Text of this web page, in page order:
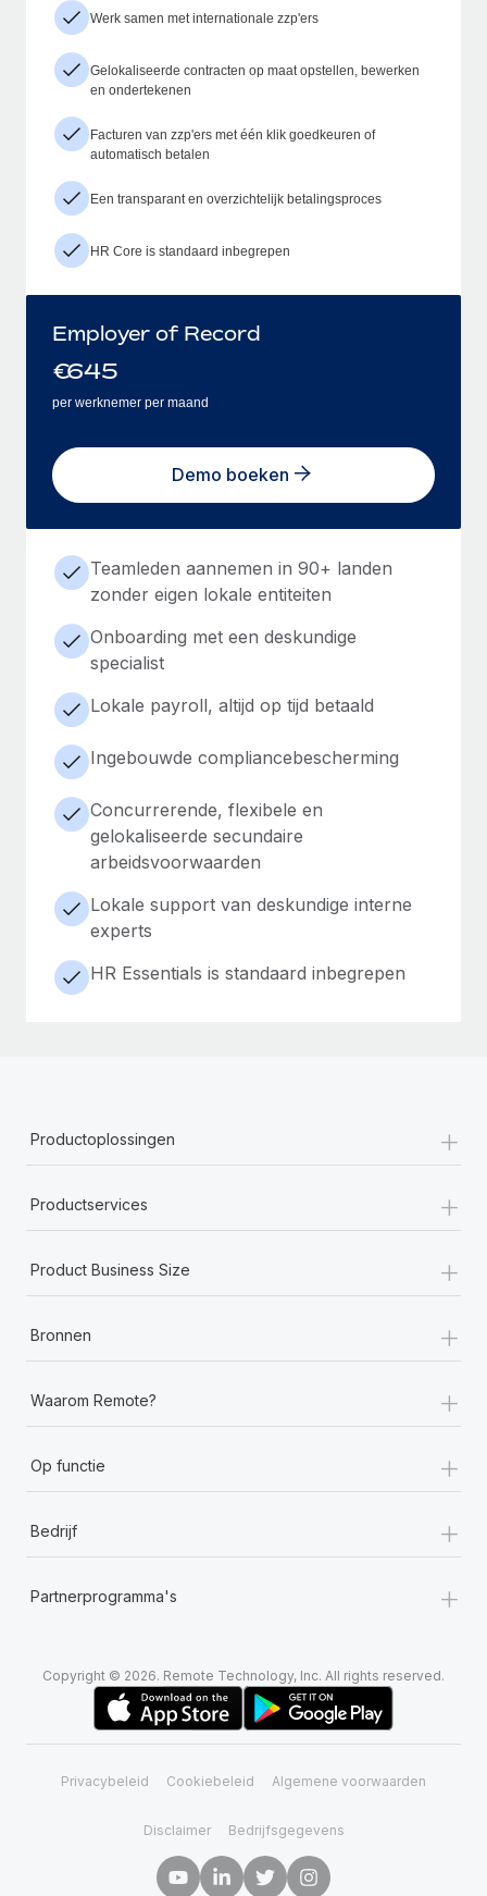
Werk samen met internationale zzp'ers
Gelokaliseerde contracten op maat opstellen, bewerken
en ondertekenen
Facturen van zzp'ers met één klik goedkeuren of
automatisch betalen
Een transparant en overzichtelijk betalingsproces
HR Core is standaard inbegrepen
Employer of Record
€645
per werknemer per maand
Demo boeken
Teamleden aannemen in 90+ landen
zonder eigen lokale entiteiten
Onboarding met een deskundige
specialist
Lokale payroll, altijd op tijd betaald
Ingebouwde compliancebescherming
Concurrerende, flexibele en
gelokaliseerde secundaire
arbeidsvoorwaarden
Lokale support van deskundige interne
experts
HR Essentials is standaard inbegrepen
Productoplossingen +
Productservices +
Product Business Size +
Bronnen +
Waarom Remote? +
Op functie +
Bedrijf +
Partnerprogramma's +
Copyright © 2026. Remote Technology, Inc. All rights reserved.
Privacybeleid Cookiebeleid Algemene voorwaarden
Disclaimer Bedrijfsgegevens